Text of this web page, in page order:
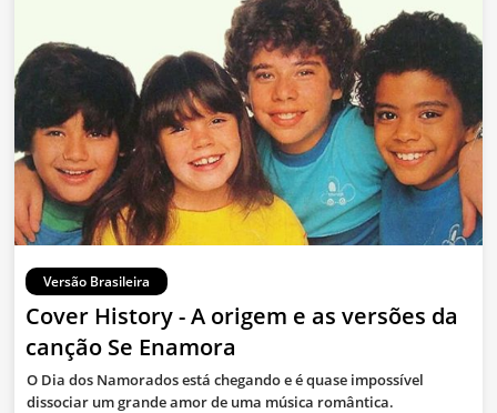
Versão Brasileira
Cover History - A origem e as versões da
canção Se Enamora
O Dia dos Namorados está chegando e é quase impossível
dissociar um grande amor de uma música romântica.